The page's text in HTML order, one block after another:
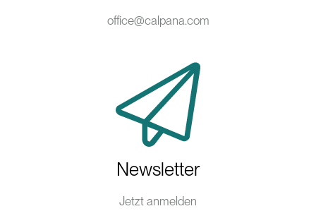
office@calpana.com
Newsletter
Jetzt anmelden